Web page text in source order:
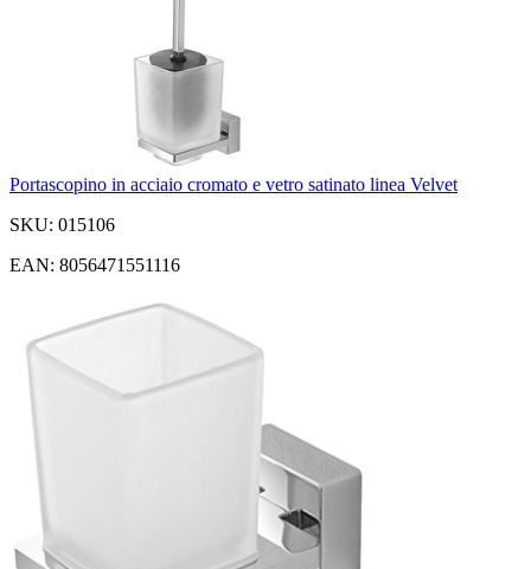
Portascopino in acciaio cromato e vetro satinato linea Velvet
SKU: 015106
EAN: 8056471551116